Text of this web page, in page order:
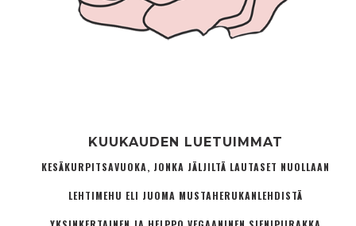
KUUKAUDEN LUETUIMMAT
KESÄKURPITSAVUOKA, JONKA JÄLJILTÄ LAUTASET NUOLLAAN
LEHTIMEHU ELI JUOMA MUSTAHERUKANLEHDISTÄ